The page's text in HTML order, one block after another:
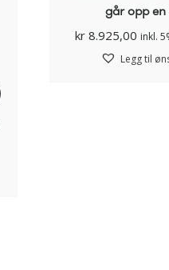
går opp en
kr8.925,00 inkl.
Legg til